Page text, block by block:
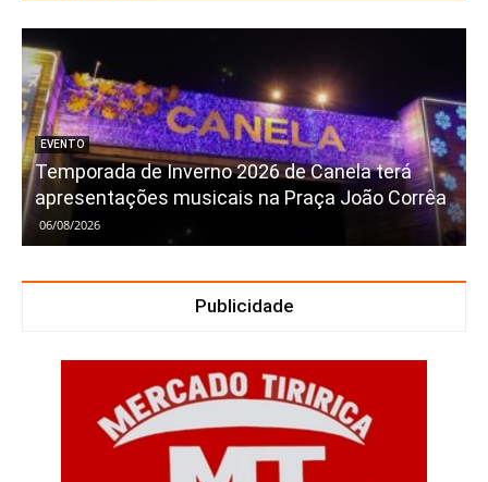
EVENTO
Temporada de Inverno 2026 de Canela terá
apresentações musicais na Praça João Corrêa
06/08/2026
Publicidade